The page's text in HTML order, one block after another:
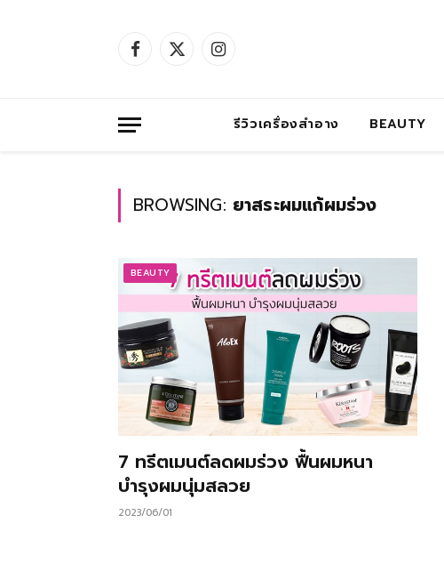
Facebook
X
Instagram
รีวิวเครื่องสำอาง BEAUTY
BROWSING: ยาสระผมแก้ผมร่วง
BEAUTY
7 ทรีตเมนต์ลดผมร่วง ฟื้นผมหนา
บำรุงผมนุ่มสลวย
2023/06/01